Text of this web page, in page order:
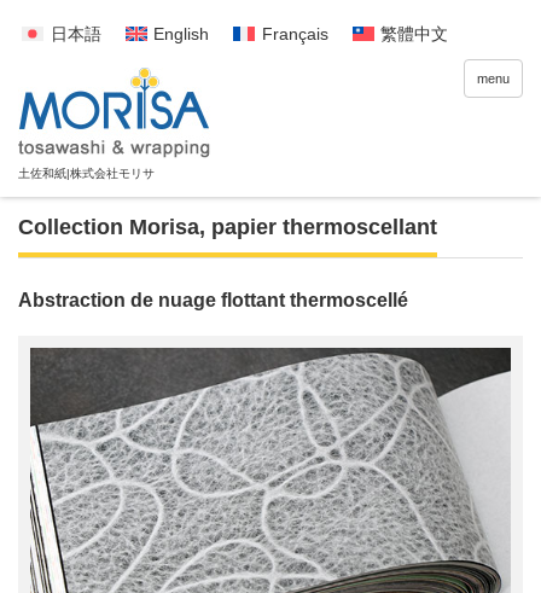
日本語 English Français 繁體中文
menu
Collection Morisa, papier thermoscellant
Abstraction de nuage flottant thermoscellé